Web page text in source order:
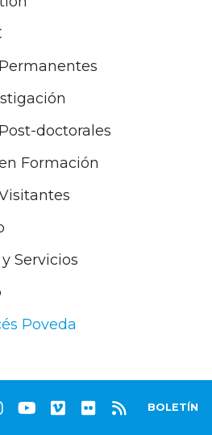
doctorales
Formación
Servicios
Poveda
BOLETÍN